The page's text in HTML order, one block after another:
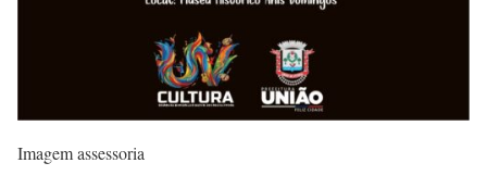
Imagem assessoria